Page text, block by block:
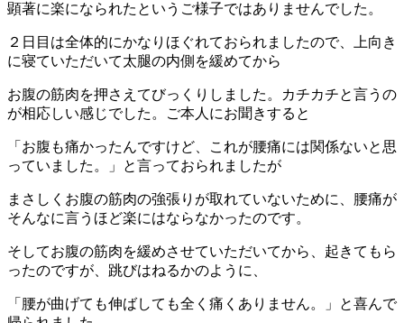
顕著に楽になられたというご様子ではありませんでした。
２日目は全体的にかなりほぐれておられましたので、上向き
に寝ていただいて太腿の内側を緩めてから
お腹の筋肉を押さえてびっくりしました。カチカチと言うの
が相応しい感じでした。ご本人にお聞きすると
「お腹も痛かったんですけど、これが腰痛には関係ないと思
っていました。」と言っておられましたが
まさしくお腹の筋肉の強張りが取れていないために、腰痛が
そんなに言うほど楽にはならなかったのです。
そしてお腹の筋肉を緩めさせていただいてから、起きてもら
ったのですが、跳びはねるかのように、
「腰が曲げても伸ばしても全く痛くありません。」と喜んで